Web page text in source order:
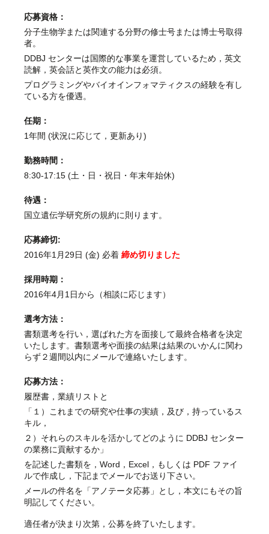
応募資格：
分子生物学または関連する分野の修士号または博士号取得
者。
DDBJ センターは国際的な事業を運営しているため，英文
読解，英会話と英作文の能力は必須。
プログラミングやバイオインフォマティクスの経験を有し
ている方を優遇。
任期：
1年間 (状況に応じて，更新あり)
勤務時間：
8:30-17:15 (土・日・祝日・年末年始休)
待遇：
国立遺伝学研究所の規約に則ります。
応募締切:
2016年1月29日 (金) 必着 締め切りました
採用時期：
2016年4月1日から（相談に応じます）
選考方法：
書類選考を行い，選ばれた方を面接して最終合格者を決定
いたします。書類選考や面接の結果は結果のいかんに関わ
らず２週間以内にメールで連絡いたします。
応募方法：
履歴書，業績リストと
「１）これまでの研究や仕事の実績，及び，持っているス
キル，
２）それらのスキルを活かしてどのように DDBJ センター
の業務に貢献するか」
を記述した書類を，Word，Excel，もしくは PDF ファイ
ルで作成し，下記までメールでお送り下さい。
メールの件名を「アノテータ応募」とし，本文にもその旨
明記してください。
適任者が決まり次第，公募を終了いたします。